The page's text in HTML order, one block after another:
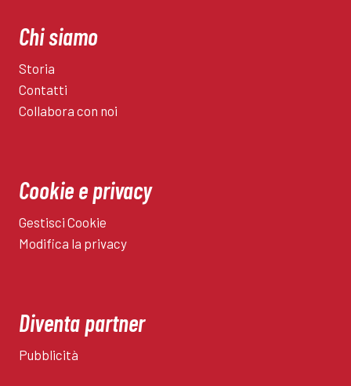
Chi siamo
Storia
Contatti
Collabora con noi
Cookie e privacy
Gestisci Cookie
Modifica la privacy
Diventa partner
Pubblicità